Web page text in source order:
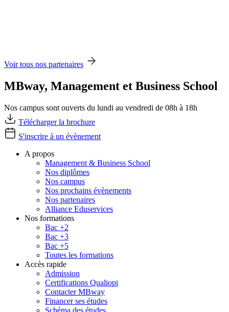
Voir tous nos partenaires
MBway, Management et Business School
Nos campus sont ouverts du lundi au vendredi de 08h à 18h
Télécharger la brochure
S'inscrire à un évènement
A propos
Management & Business School
Nos diplômes
Nos campus
Nos prochains évènements
Nos partenaires
Alliance Eduservices
Nos formations
Bac +2
Bac +3
Bac +5
Toutes les formations
Accès rapide
Admission
Certifications Qualiopi
Contacter MBway
Financer ses études
Schéma des études